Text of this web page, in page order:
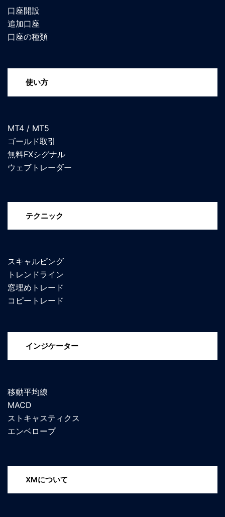
口座開設
追加口座
口座の種類
使い方
MT4 / MT5
ゴールド取引
無料FXシグナル
ウェブトレーダー
テクニック
スキャルピング
トレンドライン
窓埋めトレード
コピートレード
インジケーター
移動平均線
MACD
ストキャスティクス
エンベロープ
XMについて